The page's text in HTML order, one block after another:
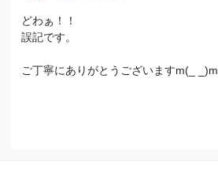
どわぁ！！
誤記です。
ご丁寧にありがとうございますm(_ _)m